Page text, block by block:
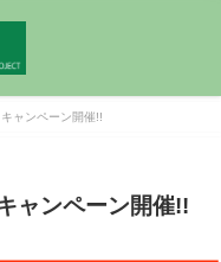
ャンペーン開催!!
ャンペーン開催!!